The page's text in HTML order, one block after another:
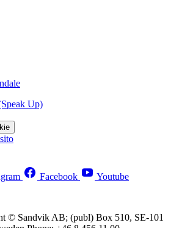
Up)
Facebook Youtube
© Sandvik AB; (publ) Box 510, SE-101